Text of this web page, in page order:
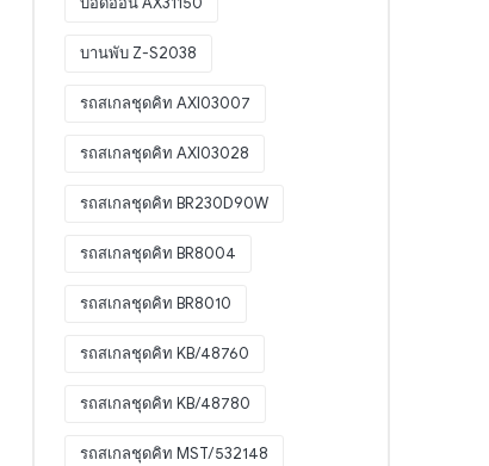
บานพับ Z-S2038
รถสเกลชุดคิท AXI03007
รถสเกลชุดคิท AXI03028
รถสเกลชุดคิท BR230D90W
รถสเกลชุดคิท BR8004
รถสเกลชุดคิท BR8010
รถสเกลชุดคิท KB/48760
รถสเกลชุดคิท KB/48780
รถสเกลชุดคิท MST/532148